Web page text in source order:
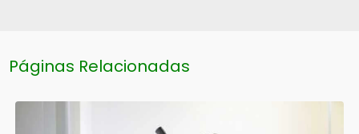
Páginas Relacionadas